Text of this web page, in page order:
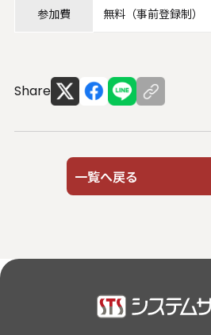
参加費 無料（事前登録制）
Share
一覧へ戻る